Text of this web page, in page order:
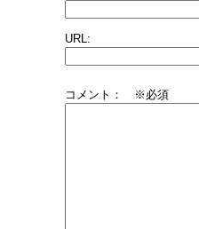
URL:
コメント： ※必須